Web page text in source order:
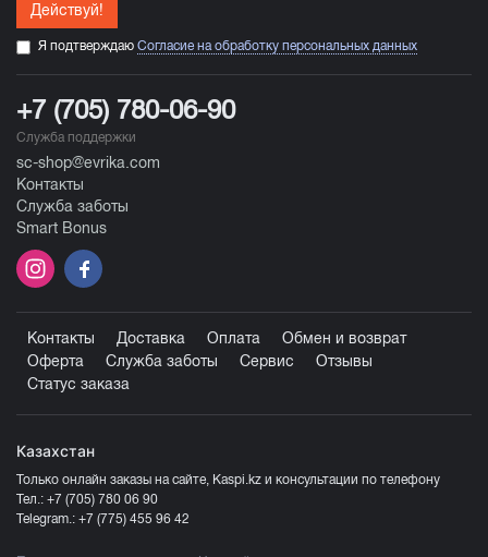
Действуй!
Я подтверждаю Согласие на обработку персональных данных
+7 (705) 780-06-90
Служба поддержки
sc-shop@evrika.com
Контакты
Служба заботы
Smart Bonus
Контакты Доставка Оплата
Обмен и возврат
Оферта
Служба заботы Сервис
Отзывы
Статус заказа
Казахстан
Только онлайн заказы на сайте, Kaspi.kz и консультации по телефону
Тел.: +7 (705) 780 06 90
Telegram.: +7 (775) 455 96 42